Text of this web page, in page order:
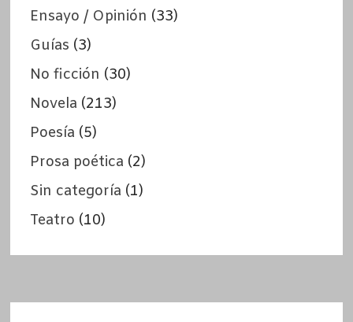
Ensayo / Opinión (33)
Guías (3)
No ficción (30)
Novela (213)
Poesía (5)
Prosa poética (2)
Sin categoría (1)
Teatro (10)